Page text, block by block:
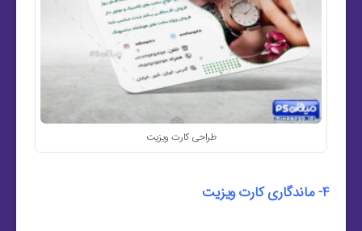
طراحی کارت ویزیت
4- ماندگاری کارت ویزیت